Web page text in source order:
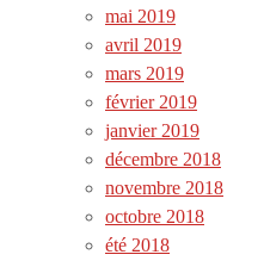
mai 2019
avril 2019
mars 2019
février 2019
janvier 2019
décembre 2018
novembre 2018
octobre 2018
été 2018